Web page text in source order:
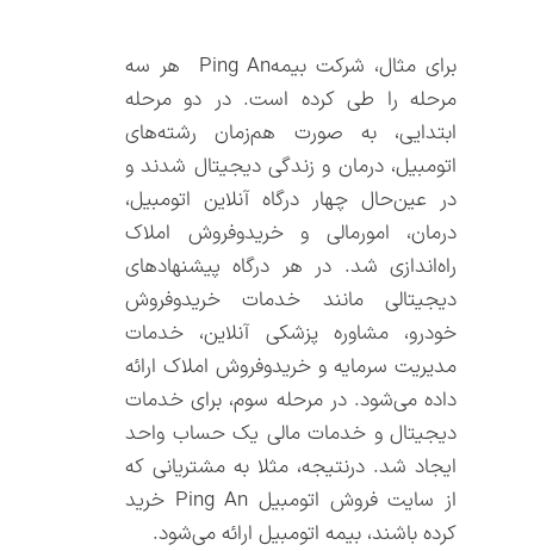
برای مثال، شرکت بیمهPing An هر سه
مرحله را طی کرده است. در دو مرحله
ابتدایی، به صورت هم‌زمان رشته‌‌های
اتومبیل، درمان و زندگی دیجیتال شدند و
در عین‌‌حال چهار درگاه آنلاین اتومبیل،
درمان، امورمالی و خریدوفروش املاک
راه‌‌اندازی شد. در هر درگاه پیشنهادهای
دیجیتالی مانند خدمات خرید‌و‌فروش
خودرو، مشاوره پزشکی آنلاین، خدمات
مدیریت سرمایه و خرید‌و‌فروش املاک ارائه
داده می‌‌شود. در مرحله سوم، برای خدمات
دیجیتال و خدمات مالی یک حساب واحد
ایجاد شد. درنتیجه، مثلا به مشتریانی که
از سایت فروش اتومبیل Ping An خرید
کرده باشند، بیمه اتومبیل ارائه می‌‌شود.